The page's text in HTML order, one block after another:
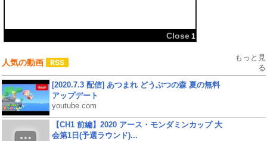
Close 1
人気の動画
もっと見
る
[2020.7.3 配信] あつまれ どうぶつの森 夏の無料
アップデート
youtube.com
【CH1 前編】2020 アース・モンダミンカップ 大
会第1日(予選ラウンド)...